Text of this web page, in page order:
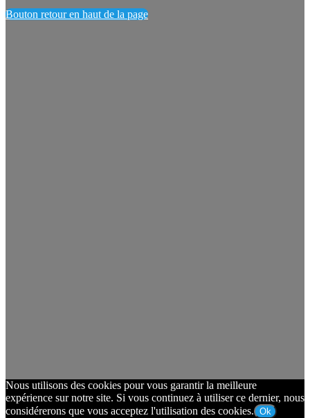
Bouton retour en haut de la page
Nous utilisons des cookies pour vous garantir la meilleure
expérience sur notre site. Si vous continuez à utiliser ce dernier, nous
considérerons que vous acceptez l'utilisation des cookies. Ok